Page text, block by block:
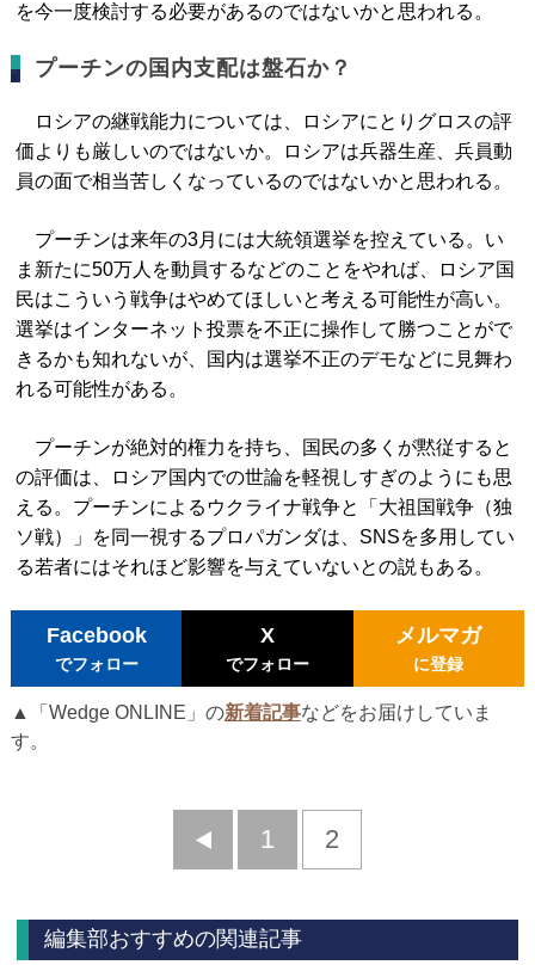
を今一度検討する必要があるのではないかと思われる。
プーチンの国内支配は盤石か？
ロシアの継戦能力については、ロシアにとりグロスの評
価よりも厳しいのではないか。ロシアは兵器生産、兵員動
員の面で相当苦しくなっているのではないかと思われる。
プーチンは来年の3月には大統領選挙を控えている。い
ま新たに50万人を動員するなどのことをやれば、ロシア国
民はこういう戦争はやめてほしいと考える可能性が高い。
選挙はインターネット投票を不正に操作して勝つことがで
きるかも知れないが、国内は選挙不正のデモなどに見舞わ
れる可能性がある。
プーチンが絶対的権力を持ち、国民の多くが黙従すると
の評価は、ロシア国内での世論を軽視しすぎのようにも思
える。プーチンによるウクライナ戦争と「大祖国戦争（独
ソ戦）」を同一視するプロパガンダは、SNSを多用してい
る若者にはそれほど影響を与えていないとの説もある。
Facebook
でフォロー
X
でフォロー
メルマガ
に登録
▲「Wedge ONLINE」の新着記事などをお届けしていま
す。
前
1 2
編集部おすすめの関連記事